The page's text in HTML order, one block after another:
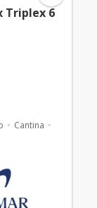
Triplex 6
Cantina